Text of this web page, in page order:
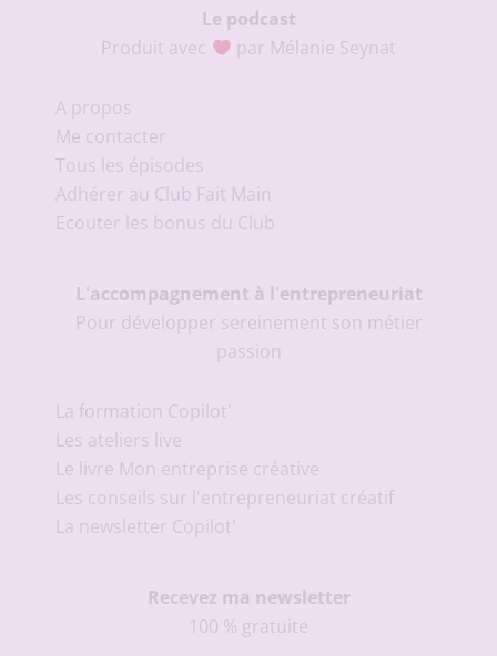
Le podcast
Produit avec
par Mélanie Seynat
A propos
Me contacter
Tous les épisodes
Adhérer au Club Fait Main
Ecouter les bonus du Club
L'accompagnement à l'entrepreneuriat
Pour développer sereinement son métier
passion
La formation Copilot'
Les ateliers live
Le livre Mon entreprise créative
Les conseils sur l'entrepreneuriat créatif
La newsletter Copilot'
Recevez ma newsletter
100 % gratuite